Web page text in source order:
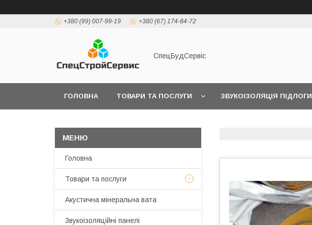
+380 (99) 007-99-19 +380 (67) 174-84-72
СпецБудСервіс
ГОЛОВНА ТОВАРИ ТА ПОСЛУГИ ЗВУКОІЗОЛЯЦІЯ ПІДЛОГИ
Головна
Товари та послуги
Акустична мінеральна вата
Звукоізоляційні панелі